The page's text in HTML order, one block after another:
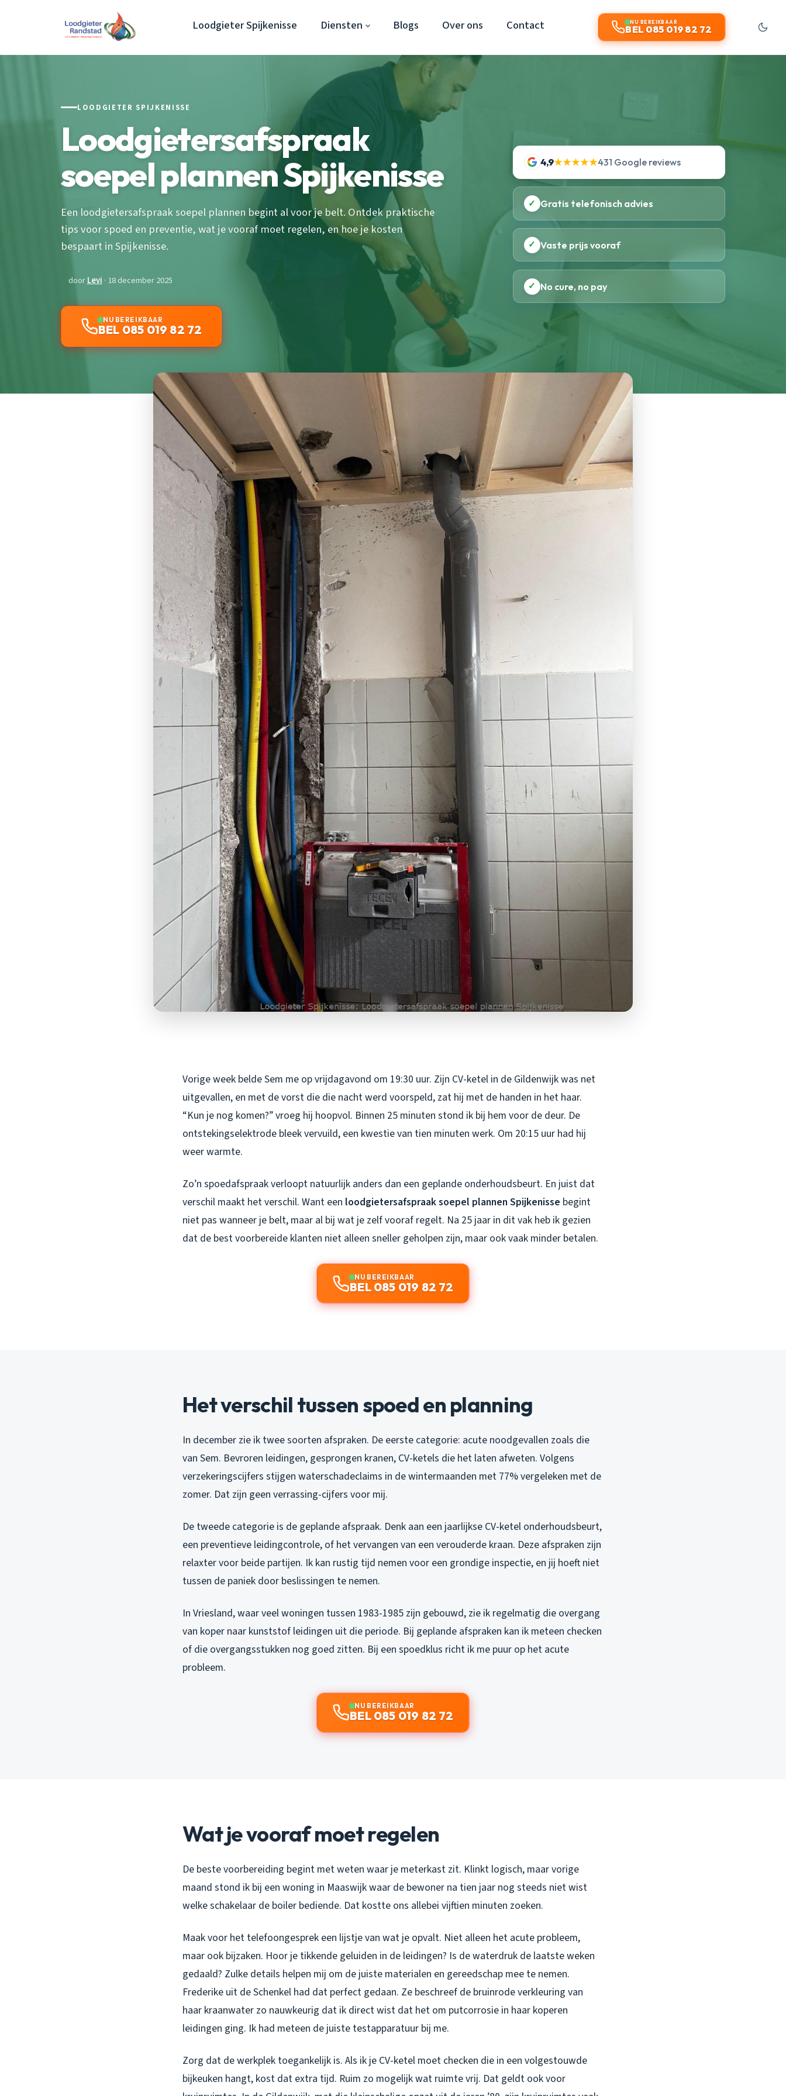
Loodgieter Spijkenisse Diensten Blogs Over ons Contact NU BEREIKBAAR
BEL 085 019 82 72
LOODGIETER SPIJKENISSE
Loodgietersafspraak
soepel plannen Spijkenisse
Een loodgietersafspraak soepel plannen begint al voor je belt. Ontdek praktische
tips voor spoed en preventie, wat je vooraf moet regelen, en hoe je kosten
bespaart in Spijkenisse.
doorLevi · 18 december 2025
NU BEREIKBAAR
BEL 085 019 82 72
4,9★★★★★431 Google reviews
✓ Gratis telefonisch advies
✓ Vaste prijs vooraf
✓ No cure, no pay
Vorige week belde Sem me op vrijdagavond om 19:30 uur. Zijn CV-ketel in de Gildenwijk was net
uitgevallen, en met de vorst die die nacht werd voorspeld, zat hij met de handen in het haar.
“Kun je nog komen?” vroeg hij hoopvol. Binnen 25 minuten stond ik bij hem voor de deur. De
ontstekingselektrode bleek vervuild, een kwestie van tien minuten werk. Om 20:15 uur had hij
weer warmte.
Zo’n spoedafspraak verloopt natuurlijk anders dan een geplande onderhoudsbeurt. En juist dat
verschil maakt het verschil. Want een loodgietersafspraak soepel plannen Spijkenisse begint
niet pas wanneer je belt, maar al bij wat je zelf vooraf regelt. Na 25 jaar in dit vak heb ik gezien
dat de best voorbereide klanten niet alleen sneller geholpen zijn, maar ook vaak minder betalen.
NU BEREIKBAAR
BEL 085 019 82 72
Het verschil tussen spoed en planning
In december zie ik twee soorten afspraken. De eerste categorie: acute noodgevallen zoals die
van Sem. Bevroren leidingen, gesprongen kranen, CV-ketels die het laten afweten. Volgens
verzekeringscijfers stijgen waterschadeclaims in de wintermaanden met 77% vergeleken met de
zomer. Dat zijn geen verrassing-cijfers voor mij.
De tweede categorie is de geplande afspraak. Denk aan een jaarlijkse CV-ketel onderhoudsbeurt,
een preventieve leidingcontrole, of het vervangen van een verouderde kraan. Deze afspraken zijn
relaxter voor beide partijen. Ik kan rustig tijd nemen voor een grondige inspectie, en jij hoeft niet
tussen de paniek door beslissingen te nemen.
In Vriesland, waar veel woningen tussen 1983-1985 zijn gebouwd, zie ik regelmatig die overgang
van koper naar kunststof leidingen uit die periode. Bij geplande afspraken kan ik meteen checken
of die overgangsstukken nog goed zitten. Bij een spoedklus richt ik me puur op het acute
probleem.
NU BEREIKBAAR
BEL 085 019 82 72
Wat je vooraf moet regelen
De beste voorbereiding begint met weten waar je meterkast zit. Klinkt logisch, maar vorige
maand stond ik bij een woning in Maaswijk waar de bewoner na tien jaar nog steeds niet wist
welke schakelaar de boiler bediende. Dat kostte ons allebei vijftien minuten zoeken.
Maak voor het telefoongesprek een lijstje van wat je opvalt. Niet alleen het acute probleem,
maar ook bijzaken. Hoor je tikkende geluiden in de leidingen? Is de waterdruk de laatste weken
gedaald? Zulke details helpen mij om de juiste materialen en gereedschap mee te nemen.
Frederike uit de Schenkel had dat perfect gedaan. Ze beschreef de bruinrode verkleuring van
haar kraanwater zo nauwkeurig dat ik direct wist dat het om putcorrosie in haar koperen
leidingen ging. Ik had meteen de juiste testapparatuur bij me.
Zorg dat de werkplek toegankelijk is. Als ik je CV-ketel moet checken die in een volgestouwde
bijkeuken hangt, kost dat extra tijd. Ruim zo mogelijk wat ruimte vrij. Dat geldt ook voor